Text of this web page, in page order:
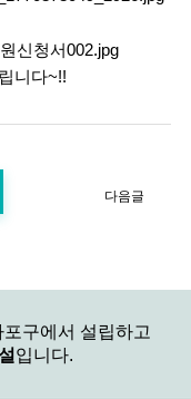
니다~!!
다음글
포구에서 설립하고
입니다.